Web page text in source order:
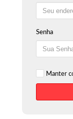
Senha
Manter